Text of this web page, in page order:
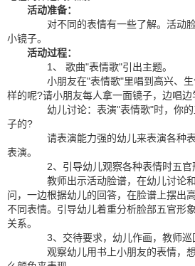
活动准备：
对不同的表情有一些了解。活动脸
小镜子。
活动过程：
1、 歌曲"表情歌"引出主题。
小朋友在"表情歌"里唱到高兴、生
样的呢?请小朋友每人拿一面镜子，边唱边
幼儿讨论：表演"表情歌"时，你的
子的?
请表演能力强的幼儿来表演各种表
表演。
2、引导幼儿观察各种表情时五官
教师出示活动脸谱，在幼儿讨论和
问，一边根据幼儿的回答，在脸谱上摆出
不同表情。引导幼儿着重分析脸部五官形
关系。
3、交待要求，幼儿作画，教师巡
观察幼儿用书上小朋友的表情，想